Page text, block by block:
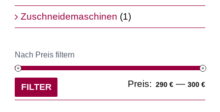
Zuschneidemaschinen (1)
Nach Preis filtern
FILTER Preis: 290 € — 300 €